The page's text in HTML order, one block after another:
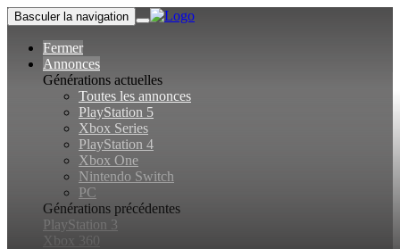
Basculer la navigation
Fermer
Annonces
Générations actuelles
Toutes les annonces
PlayStation 5
Xbox Series
PlayStation 4
Xbox One
Nintendo Switch
PC
Générations précédentes
PlayStation 3
Xbox 360